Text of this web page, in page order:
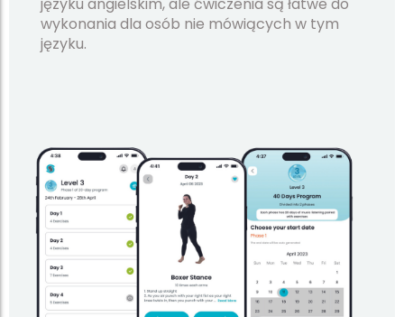
wykonania dla osób nie mówiących w tym
języku.